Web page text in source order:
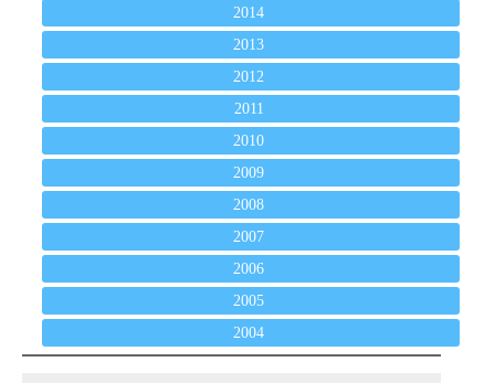
2014
2013
2012
2011
2010
2009
2008
2007
2006
2005
2004